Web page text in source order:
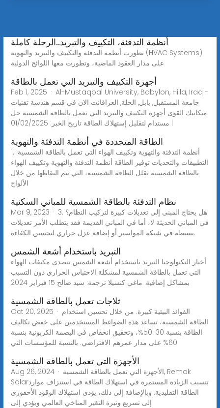
أنظمة التدفئة، التكييف والتبريد..الرحلة كاملة
تطورت أنظمة التدفئة والتكييف والتبريد والتهوية (HVAC Systems)
على مدار العقود الماضية، وتطورت معها اللوائح الدولية
أجهزة التكييف والتبريد التي تعمل بالطاقة
Feb 1, 2025 · Al-Mustaqbal University, Babylon, Hilla, Iraq -
جامعة المستقبل, بابل, الحلة, العراقانت الان في قسم هندسة تقنيات
ميكانيك القوى أجهزة التكييف والتبريد التي تعمل بالطاقة الشمسية حل
مستدام لتقليل إستهلاك الطاقة تاريخ الخبر: 01/02/2025 |
الطاقة المتجددة في أنظمة التدفئة والتهوية
1. أنظمة التدفئة والتهوية وتكييف الهواء التي تعمل بالطاقة الشمسية:
التطبيقات والتحديات توفير الطاقة أنظمة التدفئة والتهوية وتكييف الهواء
بالطاقة الشمسية تقلل الطاقة الشمسية، التي يتم التقاطها من خلال
الألواح
نظام التدفئة بالطاقة الشمسية للمباني السكنية
Mar 9, 2023 · 3. هل يحتاج المبنى إلى تعديلات كبيرة لتركيب النظام؟
في المباني الحديثة لا، أما في المباني القديمة فقد يتطلب الأمر تعديلات
بسيطة في شبكة المواسير أو إضافة عزل حراري لتحسين الكفاءة.
التبريد باستخدام أشعة الشمس
أخبار التكنولوجيا التبريد باستخدام أشعة الشمس تتصدى مكيفات الهواء
التي تعمل بالطاقة الشمسية لمشكلة الاحتباس الحراري دون التسبب
بمشاكل إضافية. ماغي كنسيلا ترجمة: سيد صالح 15 فبراير 2024
ثلاجات تعمل بالطاقة الشمسية
Oct 20, 2025 · الفوائد البيئية كبيرة. من خلال تحسين استخدام
الطاقة الشمسية، تساعد هذه الضواغط المستخدمين على خفض تكاليف
الطاقة بنسبة 30-50%، وتحقيق انخفاض في البصمة الكربونية بنسبة
60% على مدار عمرهم الافتراضي. بالنسبة للمؤسسات التي
الأجهزة التي تعمل بالطاقة الشمسية
Aug 26, 2024 · الأجهزة التي تعمل بالطاقة الشمسية, Remak
Solarتتسبب الزيادة المستمرة في استهلاك الطاقة في استنزاف موارد
الطاقة التقليدية. وبالإضافة إلى ذلك، يؤدي استهلاك الوقود الأحفوري
إلى تسريع وتيرة التغير المناخي العالمي ويؤدي إلى